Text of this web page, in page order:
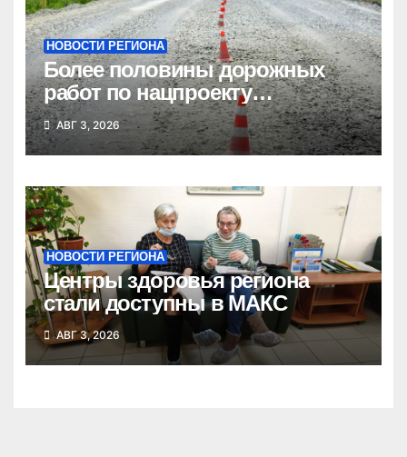
НОВОСТИ РЕГИОНА
Более половины дорожных
работ по нацпроекту
выполнено в Новосибирской
области
АВГ 3, 2026
НОВОСТИ РЕГИОНА
Центры здоровья региона
стали доступны в МАКС
АВГ 3, 2026